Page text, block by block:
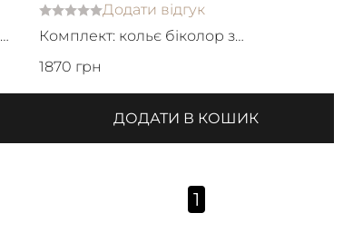
Додати відгук
Комплект: кольє біколор з
ланцюжками та базові сережки
1870 грн
ДОДАТИ В КОШИК
1